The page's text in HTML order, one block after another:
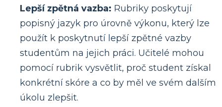
Lepší zpětná vazba: Rubriky poskytují
popisný jazyk pro úrovně výkonu, který lze
použít k poskytnutí lepší zpětné vazby
studentům na jejich práci. Učitelé mohou
pomocí rubrik vysvětlit, proč student získal
konkrétní skóre a co by měl ve svém dalším
úkolu zlepšit.